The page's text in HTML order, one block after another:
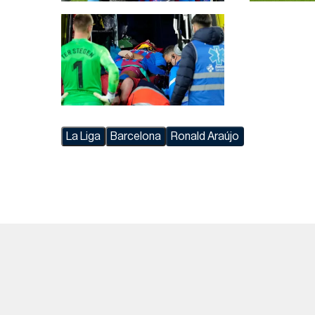
La Liga Barcelona Ronald Araújo